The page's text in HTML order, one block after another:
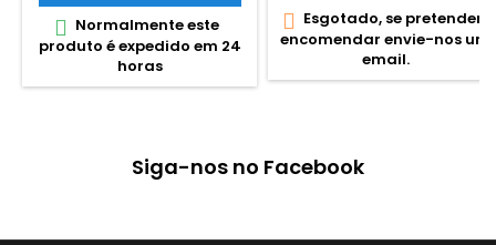
 Normalmente este
produto é expedido em 24
horas
 Esgotado, se pretender
encomendar envie-nos um
email.
Siga-nos no Facebook